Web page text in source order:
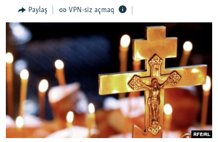
QANUNI DOĞRU
ARAŞDIRMA
MULTIMEDIA
VIDEO
FOTOQALEREYA
İNFOQRAFIKA
KARIKATURA
RADIO ARXIV
OXU ZALI
AZƏRBAYCAN ƏDƏBIYYATI KITABXANASI
İSLAM VƏ DEMOKRATIYA
İZ - MƏDƏNIYYƏT PROQRAMI
HAQQIMIZDA
MISSIYAMIZ
PEŞƏ ETIKASI VƏ JURNALISTIKA STANDARTLARIMIZ
MATERIALLARIMIZDAN ISTIFADƏ
BIZI IZLƏ
Paylaş VPN-siz açmaq